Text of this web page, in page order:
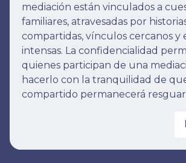
mediación están vinculados a
familiares, atravesadas por
compartidas, vínculos cercanos y
intensas. La confidencialidad
quienes participan de una
hacerlo con la tranquilidad de
compartido permanecerá